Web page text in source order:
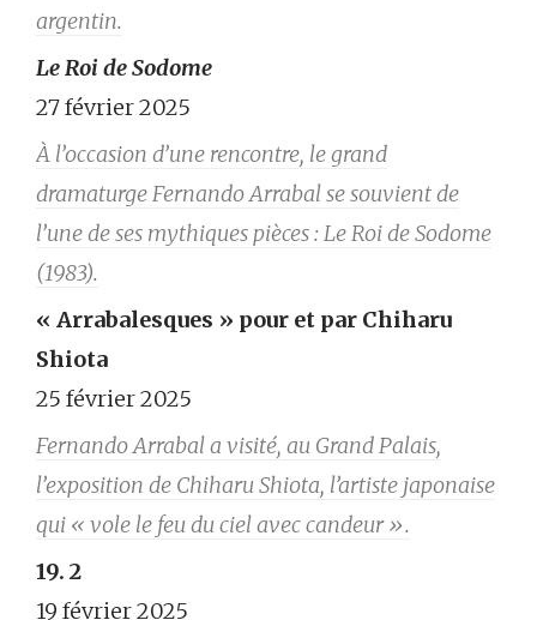
argentin.
Le Roi de Sodome
27 février 2025
À l’occasion d’une rencontre, le grand
dramaturge Fernando Arrabal se souvient de
l’une de ses mythiques pièces : Le Roi de Sodome
(1983).
« Arrabalesques » pour et par Chiharu
Shiota
25 février 2025
Fernando Arrabal a visité, au Grand Palais,
l’exposition de Chiharu Shiota, l’artiste japonaise
qui « vole le feu du ciel avec candeur ».
19. 2
19 février 2025